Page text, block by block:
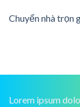
Chuyển nhà trọn
Lorem ipsum